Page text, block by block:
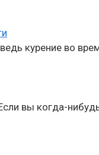
курение во
вы когда-